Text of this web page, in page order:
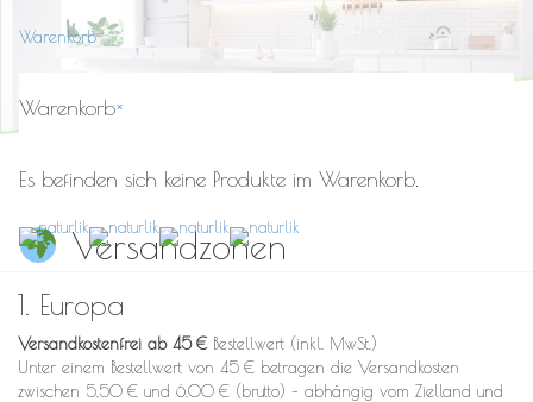
Warenkorb
Warenkorb×
Es befinden sich keine Produkte im Warenkorb.
Versandzonen
1. Europa
Versandkostenfrei ab 45 € Bestellwert (inkl. MwSt.)
Unter einem Bestellwert von 45 € betragen die Versandkosten
zwischen 5,50 € und 6,00 € (brutto) – abhängig vom Zielland und